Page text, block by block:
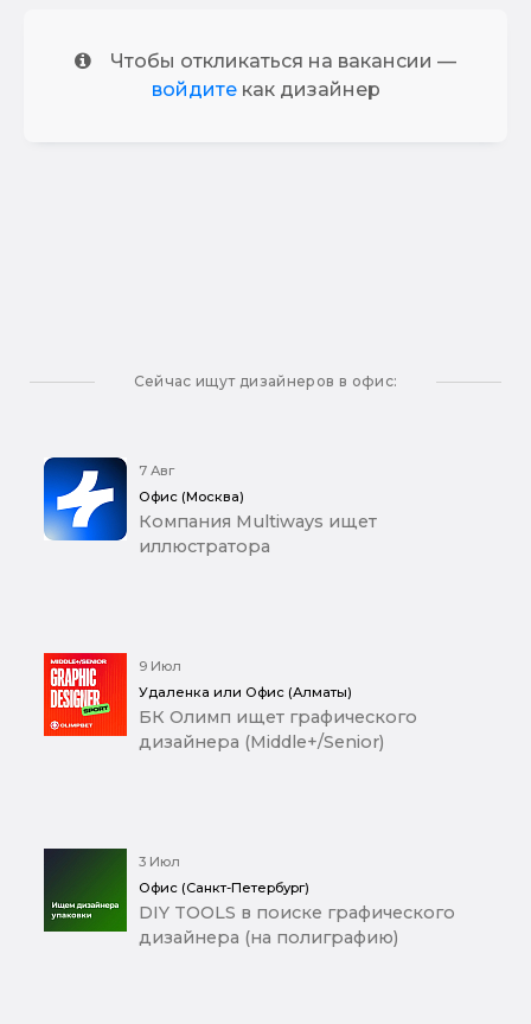
Чтобы откликаться на вакансии —
войдитекак дизайнер
Сейчас ищут дизайнеров в офис:
7 Авг
Офис (Москва)
Компания Multiways ищет
иллюстратора
9 Июл
Удаленка или Офис (Алматы)
БК Олимп ищет графического
дизайнера (Middle+/Senior)
3 Июл
Офис (Санкт-Петербург)
DIY TOOLS в поиске графического
дизайнера (на полиграфию)